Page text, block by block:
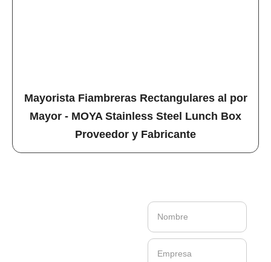
Mayorista Fiambreras Rectangulares al por
Mayor - MOYA Stainless Steel Lunch Box
Proveedor y Fabricante